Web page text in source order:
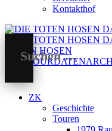
Kontakthof
TOTEN HOSEN
DAS
ZK
Geschichte
Touren